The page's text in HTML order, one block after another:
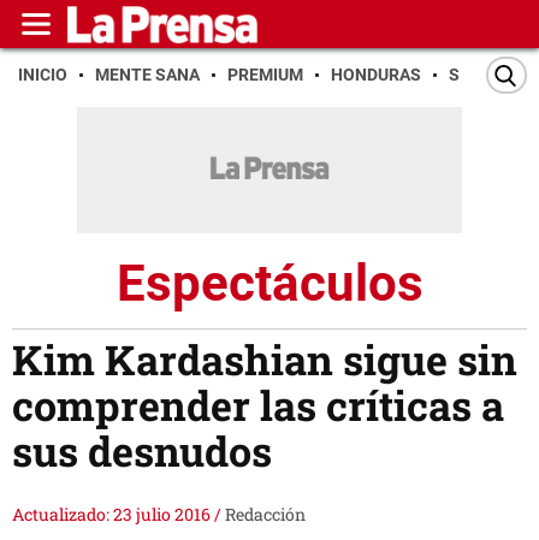
INICIO MENTE SANA PREMIUM HONDURAS SAN PEDRO
Espectáculos
Kim Kardashian sigue sin
comprender las críticas a
sus desnudos
Actualizado: 23 julio 2016/Redacción